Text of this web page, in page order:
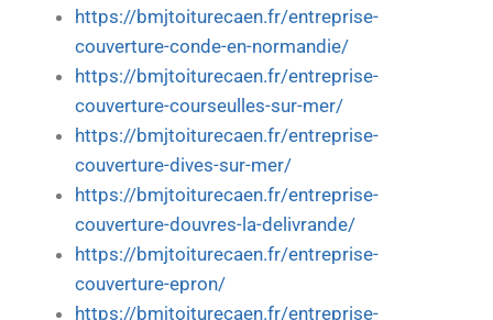
https://bmjtoiturecaen.fr/entreprise-
couverture-conde-en-normandie/
https://bmjtoiturecaen.fr/entreprise-
couverture-courseulles-sur-mer/
https://bmjtoiturecaen.fr/entreprise-
couverture-dives-sur-mer/
https://bmjtoiturecaen.fr/entreprise-
couverture-douvres-la-delivrande/
https://bmjtoiturecaen.fr/entreprise-
couverture-epron/
https://bmjtoiturecaen.fr/entreprise-